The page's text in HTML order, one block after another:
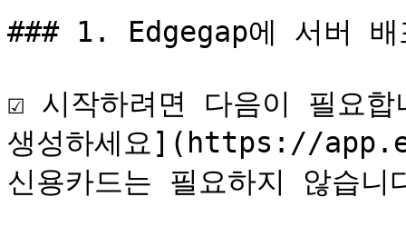
### 1. Edgegap에 서버 배
☑️ 시작하려면 다음이 필요
생성하세요](https://
신용카드는 필요하지 않습니